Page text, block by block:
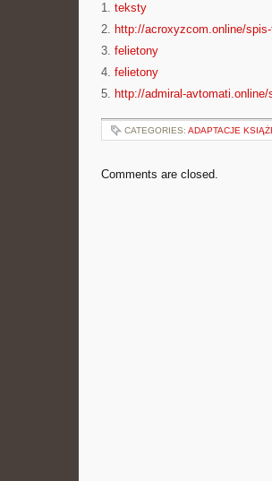
1. teksty
2. http://acroxyzcom.online/
3. felietony
4. felietony
5. http://admiral-avtomati.online/
CATEGORIES: ADAPTACJE
Comments are closed.